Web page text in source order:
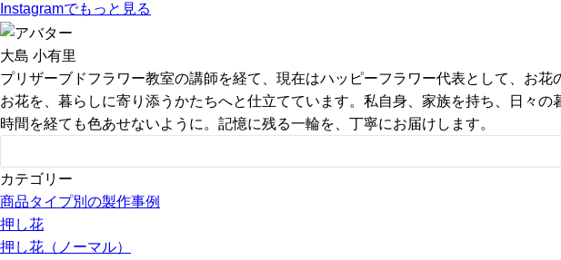
Instagramでもっと見る
大島 小有里
プリザーブドフラワー教室の講師を経て、現在はハッピーフラワー代表として、お
お花を、暮らしに寄り添うかたちへと仕立てています。私自身、家族を持ち、日々
時間を経ても色あせないように。記憶に残る一輪を、丁寧にお届けします。
カテゴリー
商品タイプ別の製作事例
押し花
押し花（ノーマル）